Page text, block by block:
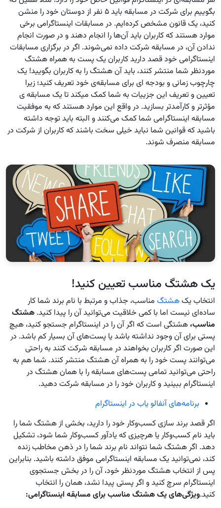
بگوییم برای شرکت در مسابقه باید ۵ نفر از دوستان خود را منشن
کنید، یک قانون مشخص کرده‌ایم. در مسابقات اینستاگرامی برخی
موارد هستند که کاربران باید آن‌ها را انجام دهند و در صورت انجام
ندادن آن، در مسابقه شرکت داده نمی‌شوند. اگر در برگزاری مسابقات
اینستاگرامی خود قصد دارید کاربران یک پست به همراه هشتگ
موردنظر شما منتشر کنند، باید آن هشتگ را به کاربران بگویید! یک
چارچوب زمانی و بودجه ای برای مسابقه‌ی خود تعریف کنید؛ زیرا
تعیین و تعریف این جزییات به شما کمک میکند تا یک مسابقه ی
مؤثرتر و کارآمدتر بسازید. در واقع این موارد هستند که به موفقیت
مسابقه اینستاگرامی شما کمک می‌کنند و البته باید توجه داشته
باشید که قوانین شما نباید خیلی سخت باشند که کاربران از شرکت در
مسابقه منصرف شوند.
یک هشتگ مناسب تعیین کنید!
انتخاب یکهشتگ مناسب، جذاب و مرتبط با نام برند شما کار
ساده‌ای نیست اما با کمی خلاقیت می‌توانید آن را پیدا کنید. هشتگ
مناسب، هشتگی است که اگر آن را در اینستاگرام جستجو کنید، هیچ
پستی برای آن وجود نداشته باشد یا پست‌های آن بسیار کم باشد. در
این‌ صورت اگر کاربران بخواهند در مسابقه شرکت کنند به راحتی
می‌توانند پست خود را به همراه آن هشتگ منتشر کنند. شما هم به
راحتی می‌توانید تمامی پست‌های مسابقه را با همان هشتگ در
اینستاگرام ببینید و کاربران خود را در مسابقه شرکت دهید.
برنامه‌های آنفالو یاب در اینستاگرام
اگر قصد برند سازی کسب‌وکار خود را دارید، بخشی از هشتگ شما را
باید نام کسب‌وکار یا هرچیزی که یادآور کسب‌وکار شما شود، تشکیل
دهد. اگر هشتگ شما نتواند نام برند شما را در ذهن مخاطب زنده
کند، نمی‌توانید یک مسابقه اینستاگرامی موفق داشته باشید. بنابراین
پس از انتخاب هشتگ موردنظر خود، آن را در بخش جستجوی
اینستاگرام سرچ کنید و اگر پستی پیدا نشد، همان را انتخاب
کنید.ویژگی‌های یک هشتگ مناسب برای مسابقه اینستاگرامی: